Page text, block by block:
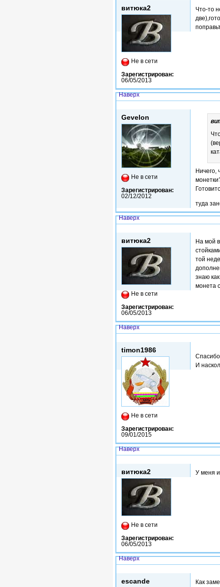
витюка2
Не в сети
Зарегистрирован:
06/05/2013
Что-то
Наверх
Gevelon
Не в сети
Зарегистрирован:
02/12/2012
Ничего,
туда
Наверх
витюка2
Не в сети
Зарегистрирован:
06/05/2013
На мой
той
знаю
монета
Наверх
timon1986
Не в сети
Зарегистрирован:
09/01/2015
И
Наверх
витюка2
Не в сети
Зарегистрирован:
06/05/2013
У меня
Наверх
escande Как